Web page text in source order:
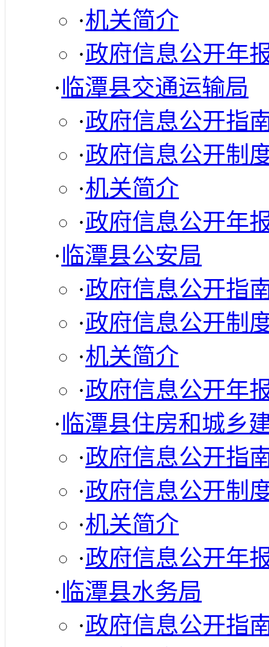
·机关简介
·政府信息公开年
·临潭县交通运输局
·政府信息公开指
·政府信息公开制
·机关简介
·政府信息公开年
·临潭县公安局
·政府信息公开指
·政府信息公开制
·机关简介
·政府信息公开年
·临潭县住房和城乡
·政府信息公开指
·政府信息公开制
·机关简介
·政府信息公开年
·临潭县水务局
·政府信息公开指